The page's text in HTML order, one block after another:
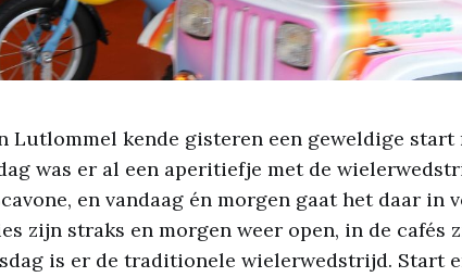
Lutlommel kende gisteren een geweldige
was er al een aperitiefje met de
en vandaag én morgen gaat het daar in
zijn straks en morgen weer open, in de cafés
is er de traditionele wielerwedstrijd. Start